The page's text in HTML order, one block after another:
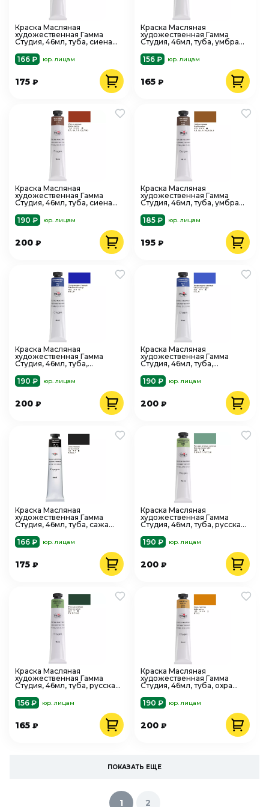
Краска Масляная
художественная Гамма
Студия, 46мл, туба, сиена
166 ₽
юр. лицам
175 ₽
Краска Масляная
художественная Гамма
Студия, 46мл, туба, умбра
156 ₽
юр. лицам
165₽
Краска Масляная
художественная Гамма
Студия, 46мл, туба, сиена
190 ₽
юр. лицам
200 ₽
Краска Масляная
художественная Гамма
Студия, 46мл, туба, умбра
185 ₽
юр. лицам
195₽
Краска Масляная
художественная Гамма
Студия, 46мл, туба,
190 ₽
юр. лицам
200 ₽
Краска Масляная
художественная Гамма
Студия, 46мл, туба,
190 ₽
юр. лицам
200₽
Краска Масляная
художественная Гамма
Студия, 46мл, туба, сажа
166 ₽
юр. лицам
175 ₽
Краска Масляная
художественная Гамма
Студия, 46мл, туба, русская
190 ₽
юр. лицам
200₽
Краска Масляная
художественная Гамма
Студия, 46мл, туба, русская
156 ₽
юр. лицам
165 ₽
Краска Масляная
художественная Гамма
Студия, 46мл, туба, охра
190 ₽
юр. лицам
200₽
ПОКАЗАТЬ ЕЩЕ
1 2